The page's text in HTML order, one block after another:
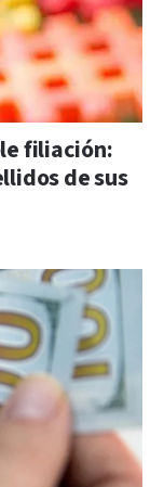
filiación:
de sus